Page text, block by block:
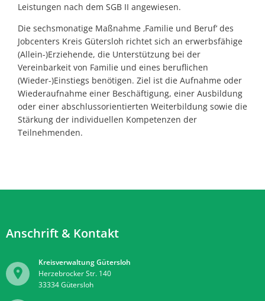
Leistungen nach dem SGB II angewiesen.
Die sechsmonatige Maßnahme ‚Familie und Beruf‘ des
Jobcenters Kreis Gütersloh richtet sich an erwerbsfähige
(Allein-)Erziehende, die Unterstützung bei der
Vereinbarkeit von Familie und eines beruflichen
(Wieder-)Einstiegs benötigen. Ziel ist die Aufnahme oder
Wiederaufnahme einer Beschäftigung, einer Ausbildung
oder einer abschlussorientierten Weiterbildung sowie die
Stärkung der individuellen Kompetenzen der
Teilnehmenden.
Anschrift & Kontakt
Kreisverwaltung Gütersloh
Herzebrocker Str. 140
33334Gütersloh